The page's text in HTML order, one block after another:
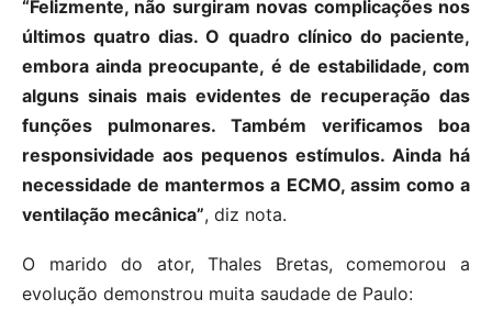
“Felizmente, não surgiram novas complicações nos
últimos quatro dias. O quadro clínico do paciente,
embora ainda preocupante, é de estabilidade, com
alguns sinais mais evidentes de recuperação das
funções pulmonares. Também verificamos boa
responsividade aos pequenos estímulos. Ainda há
necessidade de mantermos a ECMO, assim como a
ventilação mecânica”, diz nota.
O marido do ator, Thales Bretas, comemorou a
evolução demonstrou muita saudade de Paulo: